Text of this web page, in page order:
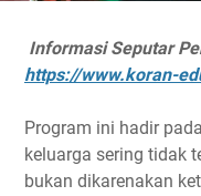
Informasi Seputar
https://www.koran-
Program ini hadir
keluarga sering tidak
bukan dikarenakan